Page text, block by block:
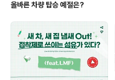
올바른 차량 탑승 예절은?